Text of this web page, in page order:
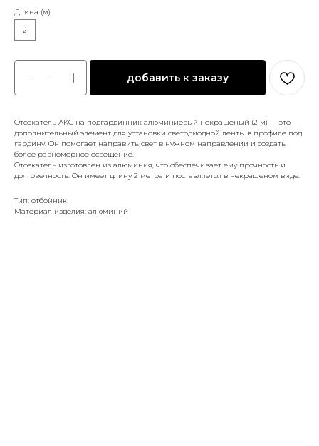
Длина (м)
2
добавить к заказу
Отсекатель АКС на подгардинник алюминиевый некрашеный (2 м) — это
дополнительный элемент для установки светодиодной ленты в профиле под
гардину. Он помогает направить свет в нужном направлении и создать
более равномерное освещение.
Отсекатель изготовлен из алюминия, что обеспечивает ему прочность и
долговечность. Он имеет длину 2 метра и поставляется в некрашеном виде.
Тип: отбойник
Материал изделия: алюминий